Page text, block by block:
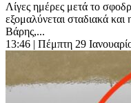
Λίγες ημέρες μετά το
εξομαλύνεται σταδιακά
Βάρης,...
13:46 | Πέμπτη 29